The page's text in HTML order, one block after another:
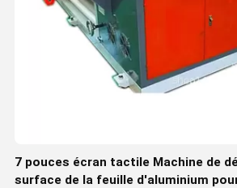
7 pouces écran tactile Machine de
surface de la feuille d'aluminium